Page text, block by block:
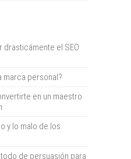
drasticámente el SEO
marca personal?
en un maestro
y lo malo de los
de persuasión para